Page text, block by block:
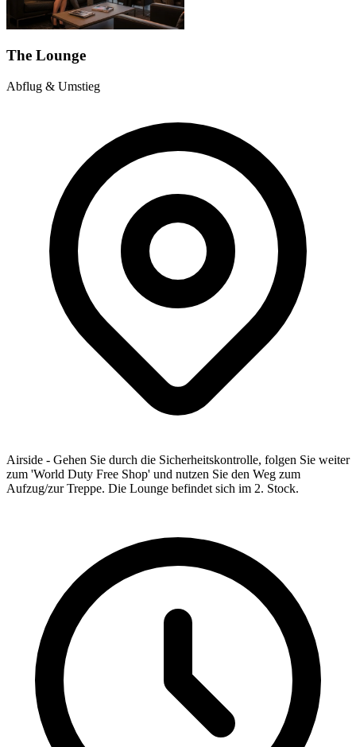
The Lounge
Abflug & Umstieg
Airside - Gehen Sie durch die Sicherheitskontrolle, folgen Sie weiter
zum 'World Duty Free Shop' und nutzen Sie den Weg zum
Aufzug/zur Treppe. Die Lounge befindet sich im 2. Stock.